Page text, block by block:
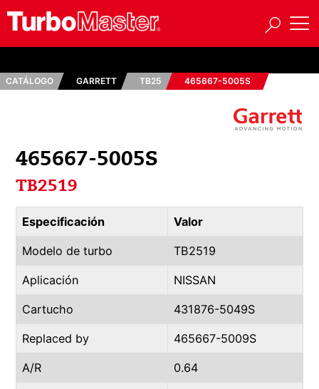
CATÁLOGO GARRETT TB25 465667-5005S
465667-5005S
TB2519
Especificación Valor
Modelo de turbo TB2519
Aplicación NISSAN
Cartucho 431876-5049S
Replaced by 465667-5009S
A/R 0.64